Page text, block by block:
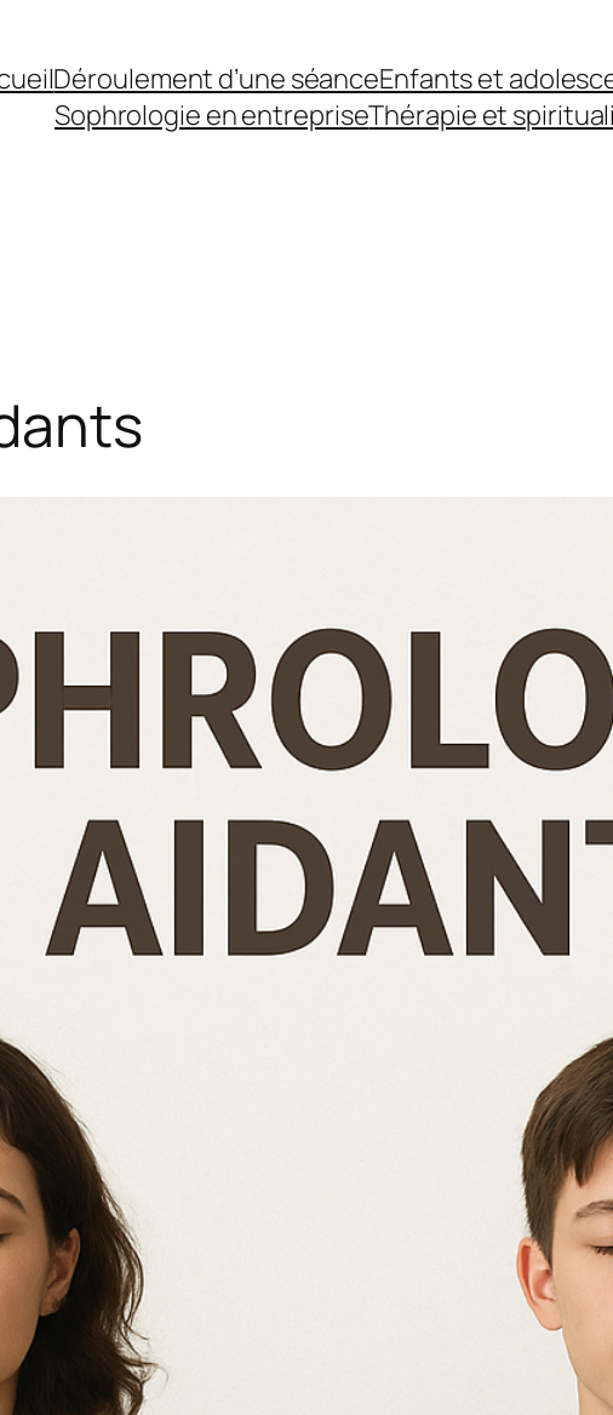
Déroulement d’une séanceEnfants et
Sophrologie en entrepriseThérapie et